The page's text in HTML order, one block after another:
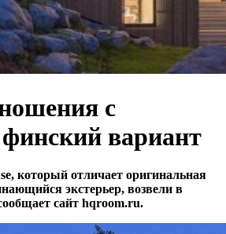
с
вариант
который отличает оригинальная
экстерьер, возвели в
сайт hqroom.ru.